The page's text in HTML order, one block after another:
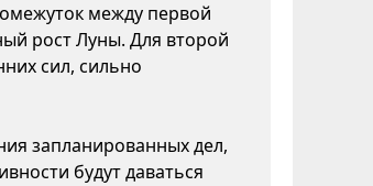
между первой
рост Луны. Для второй
сил, сильно
запланированных дел,
будут даваться